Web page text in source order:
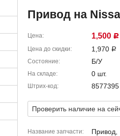
Привод на
Цена 1,500 Р
Цена до скидки 1,970 Р
Состояние Б/У
На складе 0 шт.
Штрих-код 8577395
Проверить наличие на
Название запчасти Привод,